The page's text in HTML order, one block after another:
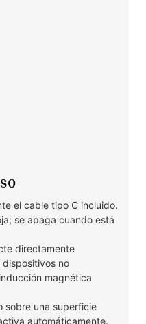
el cable tipo C incluido.
se apaga cuando está
directamente
no
magnética
sobre una superficie
automáticamente.